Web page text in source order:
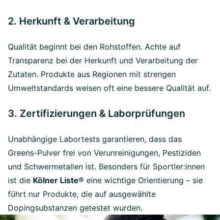
2. Herkunft & Verarbeitung
Qualität beginnt bei den Rohstoffen. Achte auf
Transparenz bei der Herkunft und Verarbeitung der
Zutaten. Produkte aus Regionen mit strengen
Umweltstandards weisen oft eine bessere Qualität auf.
3. Zertifizierungen & Laborprüfungen
Unabhängige Labortests garantieren, dass das
Greens-Pulver frei von Verunreinigungen, Pestiziden
und Schwermetallen ist. Besonders für Sportler:innen
ist die Kölner Liste® eine wichtige Orientierung – sie
führt nur Produkte, die auf ausgewählte
Dopingsubstanzen getestet wurden.